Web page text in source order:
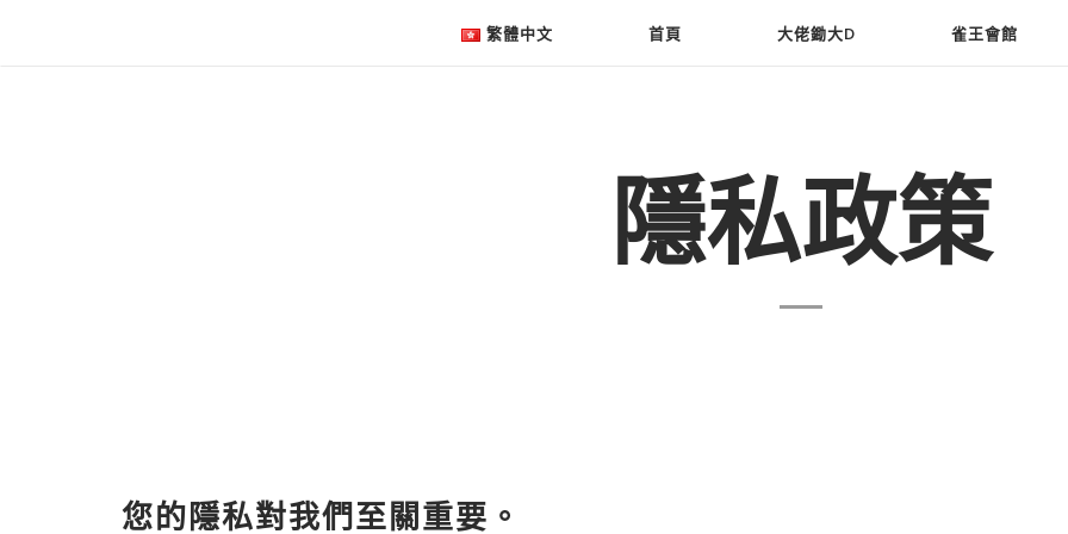
繁體中文 首頁 大佬鋤大D 雀王會館
隱私政策
您的隱私對我們至關重要。